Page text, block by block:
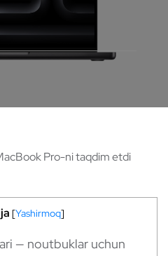
Pro-ni taqdim etdi
[Yashirmoq]
— noutbuklar uchun